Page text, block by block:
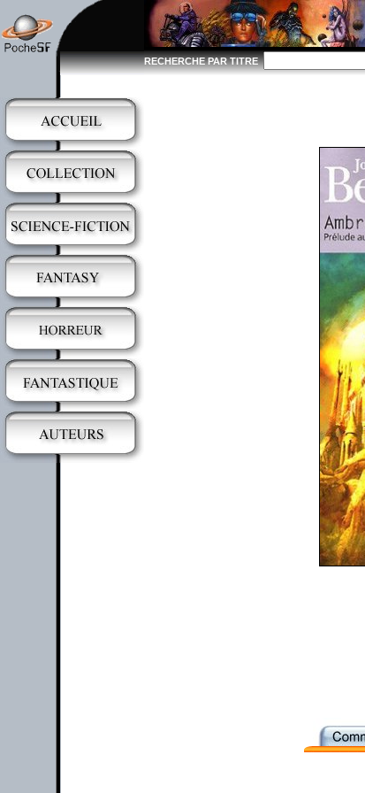
RECHERCHE PAR TITRE